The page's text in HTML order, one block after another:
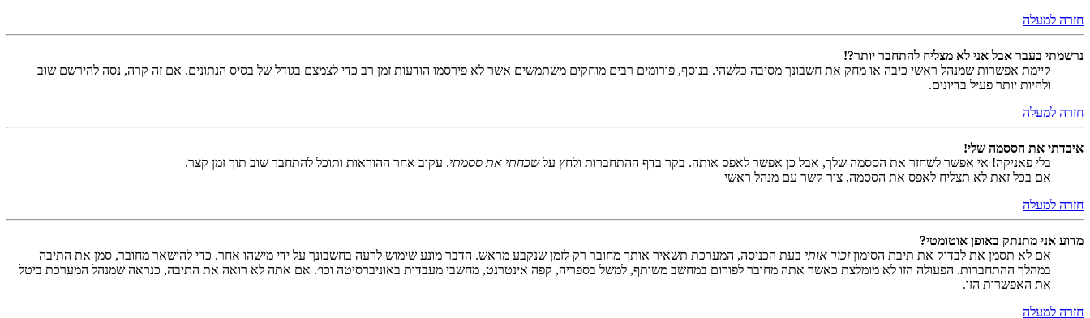
חזרה למעלה
נרשמתי בעבר אבל אני לא מצליח להתחבר יותר?!
קיימת אפשרות שמנהל ראשי כיבה או מחק את חשבונך מסיבה כלשהי. בנוסף, פורומים רבים מוחקים משתמשים אשר לא פירסמו הודעות זמן רב כדי לצמצם בגודל של בסיס הנתונים. אם זה קרה, נסה להירשם שוב
ולהיות יותר פעיל בדיונים.
חזרה למעלה
איבדתי את הססמה שלי!
בלי פאניקה! אי אפשר לשחזר את הססמה שלך, אבל כן אפשר לאפס אותה. בקר בדף ההתחברות ולחץ עלשכחתי את ססמתי. עקוב אחר ההוראות ותוכל להתחבר שוב תוך זמן קצר.
אם בכל זאת לא תצליח לאפס את הססמה, צור קשר עם מנהל ראשי
חזרה למעלה
מדוע אני מתנתק באופן אוטומטי?
אם לא תסמן את לבדוק את תיבת הסימוןזכור אותי בעת הכניסה, המערכת תשאיר אותך מחובר רק לזמן שנקבע מראש. הדבר מונע שימוש לרעה בחשבונך על ידי מישהו אחר. כדי להישאר מחובר, סמן את התיבה
במהלך ההתחברות. הפעולה הזו לא מומלצת כאשר אתה מחובר לפורום במחשב משותף, למשל בספריה, קפה אינטרנט, מחשבי מעבדות באוניברסיטה וכו׳. אם אתה לא רואה את התיבה, כנראה שמנהל המערכת ביטל
את האפשרות הזו.
חזרה למעלה